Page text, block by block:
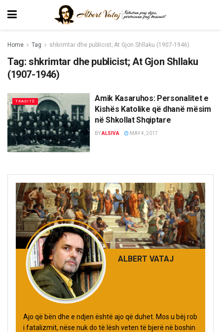
Home Tag shkrimtar dhe publicist; At Gjon Shllaku (1907-1946)
Tag: shkrimtar dhe publicist; At Gjon Shllaku
(1907-1946)
TRADITË
Amik Kasaruhos: Personalitet e
Kishës Katolike që dhanë mësim
në Shkollat Shqiptare
BYALSIVA MAY 4, 2017
ALBERT VATAJ
Ajo që bën dhe e ndjen është ajo që duhet. Mos u bëj rob
i fatalizmit, nëse nuk do të lësh veten të bjerë në boshin